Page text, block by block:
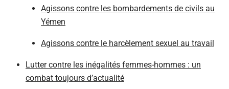
Agissons contre les bombardements de civils au
Yémen
Agissons contre le harcèlement sexuel au travail
Lutter contre les inégalités femmes-hommes : un
combat toujours d’actualité